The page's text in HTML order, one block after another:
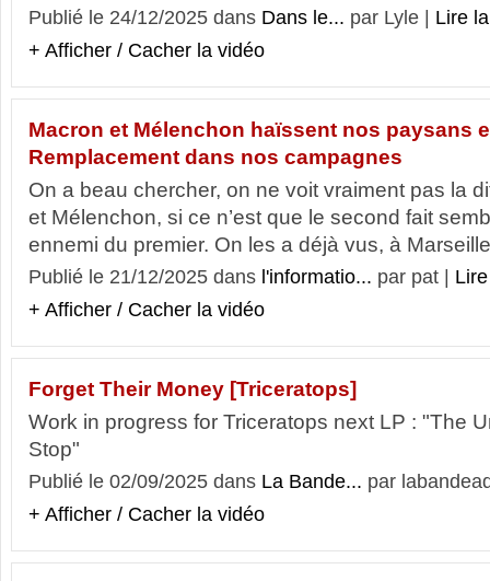
Publié le 24/12/2025 dans Dans le... par Lyle | Lire
+ Afficher / Cacher la vidéo
Macron et Mélenchon haïssent nos paysans
Remplacement dans nos campagnes
On a beau chercher, on ne voit vraiment pas la
et Mélenchon, si ce n’est que le second fait
ennemi du premier. On les a déjà vus, à
Publié le 21/12/2025 dans l'informatio... par pat |
+ Afficher / Cacher la vidéo
Forget Their Money [Triceratops]
Work in progress for Triceratops next LP : "The
Stop"
Publié le 02/09/2025 dans La Bande... par
+ Afficher / Cacher la vidéo